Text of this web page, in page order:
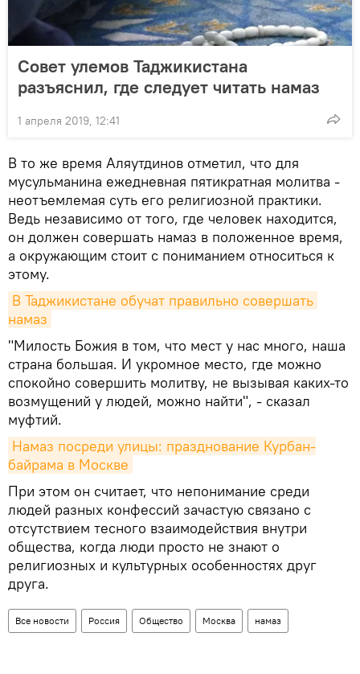
Совет улемов Таджикистана
разъяснил, где следует читать намаз
1 апреля 2019, 12:41
В то же время Аляутдинов отметил, что для
мусульманина ежедневная пятикратная молитва -
неотъемлемая суть его религиозной практики.
Ведь независимо от того, где человек находится,
он должен совершать намаз в положенное время,
а окружающим стоит с пониманием относиться к
этому.
В Таджикистане обучат правильно совершать
намаз
"Милость Божия в том, что мест у нас много, наша
страна большая. И укромное место, где можно
спокойно совершить молитву, не вызывая каких-то
возмущений у людей, можно найти", - сказал
муфтий.
Намаз посреди улицы: празднование Курбан-
байрама в Москве
При этом он считает, что непонимание среди
людей разных конфессий зачастую связано с
отсутствием тесного взаимодействия внутри
общества, когда люди просто не знают о
религиозных и культурных особенностях друг
друга.
Все новости Россия Общество Москва намаз